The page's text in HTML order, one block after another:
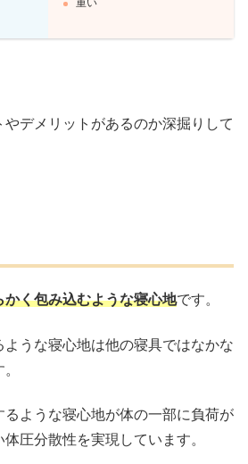
重い
デメリットがあるのか深掘りして
く包み込むような寝心地です。
ような寝心地は他の寝具ではなかな
るような寝心地が体の一部に負荷が
圧分散性を実現しています。